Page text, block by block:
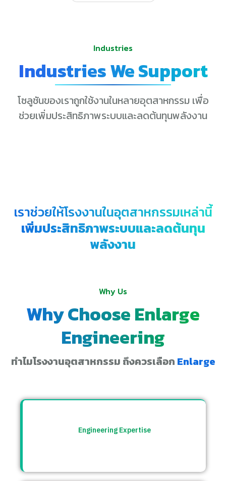
Industries
Industries We Support
โซลูชันของเราถูกใช้งานในหลายอุตสาหกรรม เพื่อ
ช่วยเพิ่มประสิทธิภาพระบบและลดต้นทุนพลังงาน
เราช่วยให้โรงงานในอุตสาหกรรมเหล่านี้
เพิ่มประสิทธิภาพระบบและลดต้นทุน
พลังงาน
Why Us
Why Choose Enlarge
Engineering
ทำไมโรงงานอุตสาหกรรม ถึงควรเลือก Enlarge
Engineering Expertise